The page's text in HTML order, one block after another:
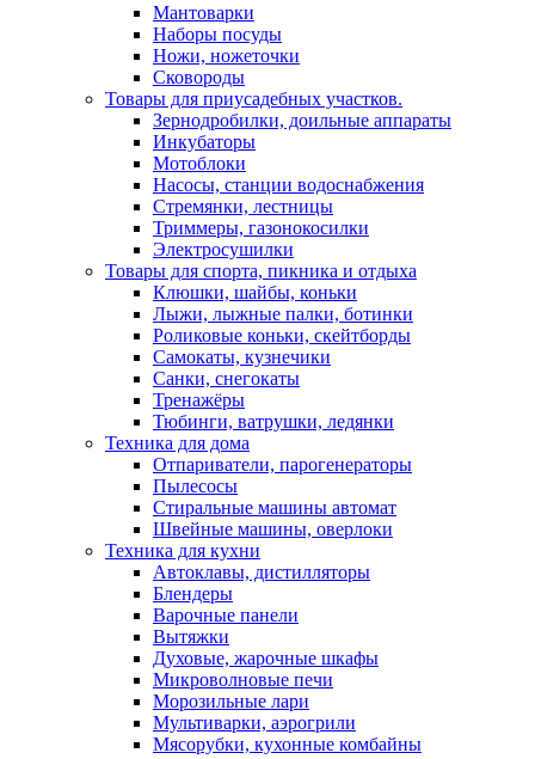
Мантоварки
Наборы посуды
Ножи, ножеточки
Сковороды
Товары для приусадебных участков.
Зернодробилки, доильные аппараты
Инкубаторы
Мотоблоки
Насосы, станции водоснабжения
Стремянки, лестницы
Триммеры, газонокосилки
Электросушилки
Товары для спорта, пикника и отдыха
Клюшки, шайбы, коньки
Лыжи, лыжные палки, ботинки
Роликовые коньки, скейтборды
Самокаты, кузнечики
Санки, снегокаты
Тренажёры
Тюбинги, ватрушки, ледянки
Техника для дома
Отпариватели, парогенераторы
Пылесосы
Стиральные машины автомат
Швейные машины, оверлоки
Техника для кухни
Автоклавы, дистилляторы
Блендеры
Варочные панели
Вытяжки
Духовые, жарочные шкафы
Микроволновые печи
Морозильные лари
Мультиварки, аэрогрили
Мясорубки, кухонные комбайны